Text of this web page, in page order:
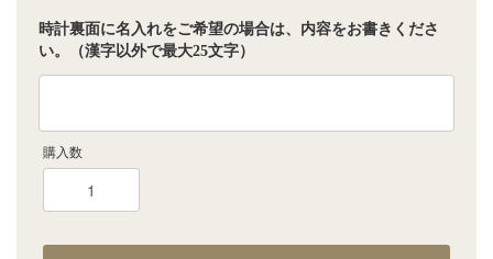
時計裏面に名入れをご希望の場合は、内容をお書きくださ
い。（漢字以外で最大25文字）
購入数